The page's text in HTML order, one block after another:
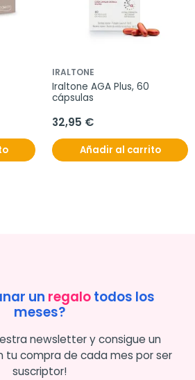
IRALTONE
Iraltone AGA Plus, 60
cápsulas
32,95 €
Añadir al carrito
un regalotodos los
meses?
newsletter y consigue un
tu compra de cada mes por ser
suscriptor!